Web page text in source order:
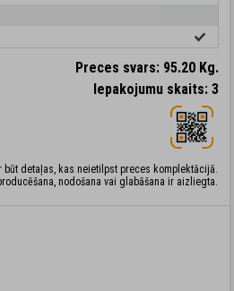
Preces svars: 95.20 Kg.
Iepakojumu skaits: 3
detaļas, kas neietilpst preces komplektācijā.
nodošana vai glabāšana ir aizliegta.